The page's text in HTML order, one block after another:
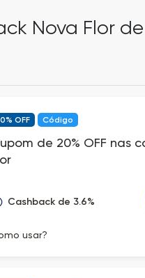
Nova Flor
OFF Código
de 20% OFF nas
Cashback de 3.6%
usar?